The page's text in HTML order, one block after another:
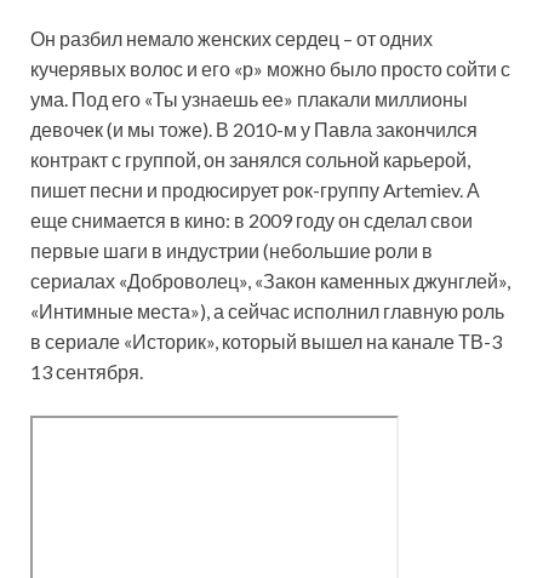
Он разбил немало женских сердец – от одних
кучерявых волос и его «р» можно было просто сойти с
ума. Под его «Ты узнаешь ее» плакали миллионы
девочек (и мы тоже). В 2010-м у Павла закончился
контракт с группой, он занялся сольной карьерой,
пишет песни и продюсирует рок-группу Artemiev. А
еще снимается в кино: в 2009 году он сделал свои
первые шаги в индустрии (небольшие роли в
сериалах «Доброволец», «Закон каменных джунглей»,
«Интимные места»), а сейчас исполнил главную роль
в сериале «Историк», который вышел на канале ТВ-3
13 сентября.